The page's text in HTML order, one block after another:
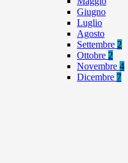
Giugno
Luglio
Agosto
Settembre 2
Ottobre 2
Novembre 4
Dicembre 7